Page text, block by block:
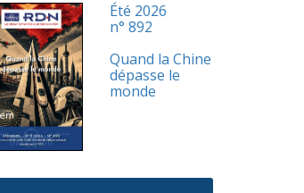
Été 2026
n° 892
Quand la Chine
dépasse le
monde